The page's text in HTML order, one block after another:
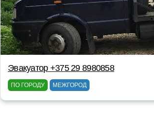
Эвакуатор +375 29 8980858
ПО ГОРОДУ МЕЖГОРОД